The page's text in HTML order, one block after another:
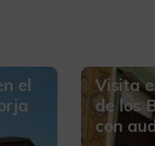
el
Visita
de los
con